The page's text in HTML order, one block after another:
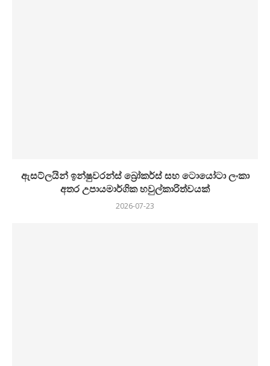
ඇසට්ලයින් ඉන්ෂුවරන්ස් බ්‍රෝකර්ස් සහ ටොයෝටා ලංකා
අතර උපායමාර්ගික හවුල්කාරිත්වයක්
2026-07-23